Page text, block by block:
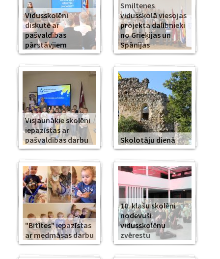
Vidusskolēni
diskutē ar
pašvaldības
pārstāvjiem
Smiltenes
vidusskolā viesojas
projekta dalībnieki
no Grieķijas un
Spānijas
Visjaunākie skolēni
iepazīstas ar
pašvaldības darbu
Skolotāju dienā
"Bitītes" iepazīstas
ar medmāsas darbu
10. klašu skolēni
nodevuši
vidusskolēnu
zvērestu